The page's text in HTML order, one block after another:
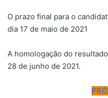
O prazo final para o
dia 17 de maio de 2021
A homologação do
28 de junho de 2021.